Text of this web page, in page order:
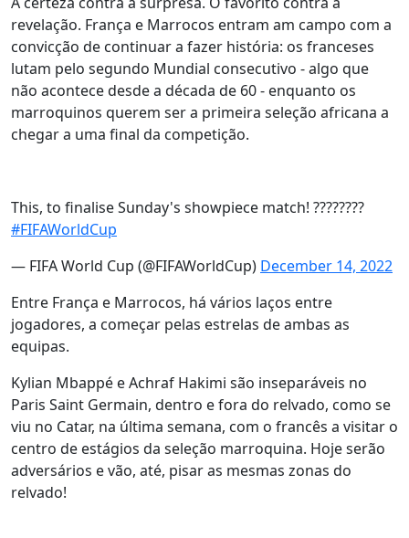
revelação. França e Marrocos entram am campo com a
convicção de continuar a fazer história: os franceses
lutam pelo segundo Mundial consecutivo - algo que
não acontece desde a década de 60 - enquanto os
marroquinos querem ser a primeira seleção africana a
chegar a uma final da competição.
This, to finalise Sunday's showpiece match! ????????
#FIFAWorldCup
— FIFA World Cup (@FIFAWorldCup) December 14, 2022
Entre França e Marrocos, há vários laços entre
jogadores, a começar pelas estrelas de ambas as
equipas.
Kylian Mbappé e Achraf Hakimi são inseparáveis no
Paris Saint Germain, dentro e fora do relvado, como se
viu no Catar, na última semana, com o francês a visitar o
centro de estágios da seleção marroquina. Hoje serão
adversários e vão, até, pisar as mesmas zonas do
relvado!